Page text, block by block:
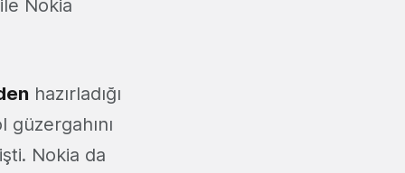
Nokia
hazırladığı
Nokia da